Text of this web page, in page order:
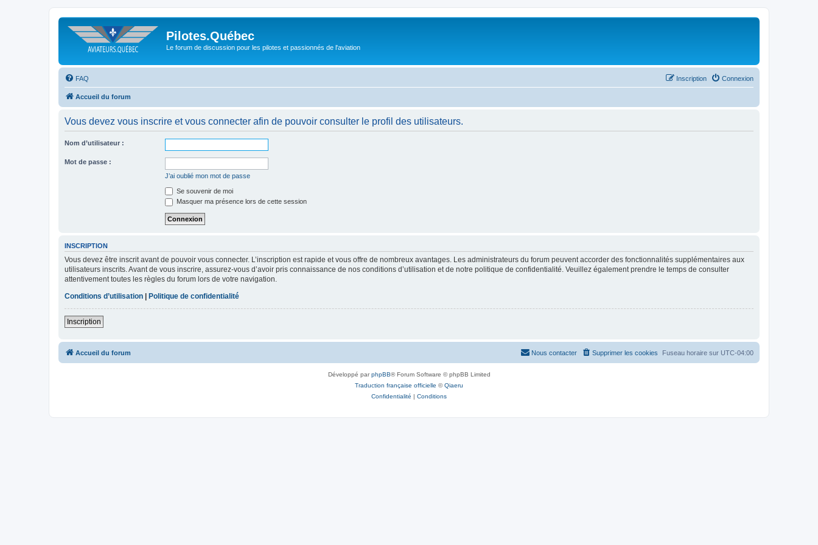
Pilotes.Québec
Le forum de discussion pour les pilotes et passionnés de l'aviation
FAQ Connexion
Inscription
Accueil du forum
Vous devez vous inscrire et vous connecter afin de pouvoir consulter le profil des utilisateurs.
Nom d’utilisateur :
Mot de passe :
J’ai oublié mon mot de passe
Se souvenir de moi
Masquer ma présence lors de cette session
INSCRIPTION
Vous devez être inscrit avant de pouvoir vous connecter. L’inscription est rapide et vous offre de nombreux avantages. Les administrateurs du forum peuvent accorder des fonctionnalités supplémentaires aux
utilisateurs inscrits. Avant de vous inscrire, assurez-vous d’avoir pris connaissance de nos conditions d’utilisation et de notre politique de confidentialité. Veuillez également prendre le temps de consulter
attentivement toutes les règles du forum lors de votre navigation.
Conditions d’utilisation
Politique de confidentialité
Inscription
Accueil du forum Fuseau horaire sur UTC-04:00
Supprimer les cookies
Nous contacter
Développé parphpBB® Forum Software © phpBB Limited
Traduction française officielle ©Qiaeru
Confidentialité | Conditions